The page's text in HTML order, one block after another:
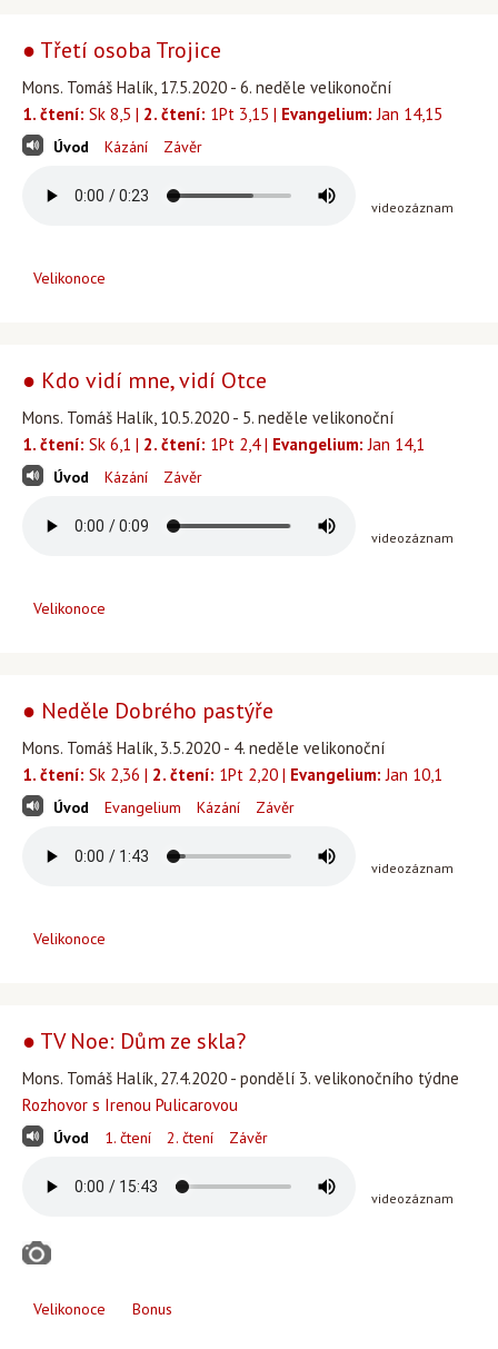
● Třetí osoba Trojice
Mons. Tomáš Halík, 17.5.2020 - 6. neděle velikonoční
1. čtení: Sk 8,5 | 2. čtení: 1Pt 3,15 | Evangelium: Jan 14,15
Úvod Kázání Závěr
videozáznam
Velikonoce
● Kdo vidí mne, vidí Otce
Mons. Tomáš Halík, 10.5.2020 - 5. neděle velikonoční
1. čtení: Sk 6,1 | 2. čtení: 1Pt 2,4 | Evangelium: Jan 14,1
Úvod Kázání Závěr
videozáznam
Velikonoce
● Neděle Dobrého pastýře
Mons. Tomáš Halík, 3.5.2020 - 4. neděle velikonoční
1. čtení: Sk 2,36 | 2. čtení: 1Pt 2,20 | Evangelium: Jan 10,1
Úvod Evangelium Kázání Závěr
videozáznam
Velikonoce
● TV Noe: Dům ze skla?
Mons. Tomáš Halík, 27.4.2020 - pondělí 3. velikonočního týdne
Rozhovor s Irenou Pulicarovou
Úvod 1. čtení 2. čtení Závěr
videozáznam
Velikonoce Bonus